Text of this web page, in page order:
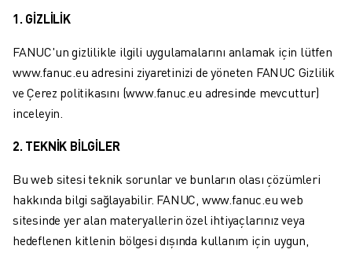
ARC MATE SERISI
M-900 SERISI
DELTA ROBOTLAR
GIDA VE TEMIZ ODA ROBOTLARI
BOYA ROBOTLARI
SCARA ROBOTLARI
ROBODRILL BULUCU
ROBODRILL KOMPAKT DIK İŞLEME MERKEZLERI
ROBODRILL DONANIM
ROBODRILL YAZILIMI
1. GİZLİLİK
FANUC'un gizlilikle ilgili uygulamalarını anlamak için lütfen
www.fanuc.eu adresini ziyaretinizi de yöneten FANUC Gizlilik
ve Çerez politikasını (www.fanuc.eu adresinde mevcuttur)
inceleyin.
2. TEKNİK BİLGİLER
Bu web sitesi teknik sorunlar ve bunların olası çözümleri
hakkında bilgi sağlayabilir. FANUC, www.fanuc.eu web
sitesinde yer alan materyallerin özel ihtiyaçlarınız veya
hedeflenen kitlenin bölgesi dışında kullanım için uygun,